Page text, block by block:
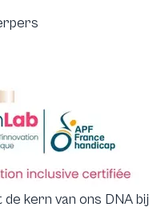
kern van ons DNA bij